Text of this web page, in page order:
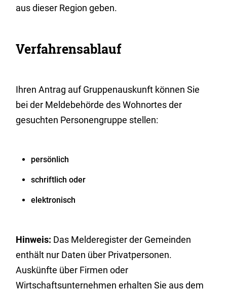
aus dieser Region geben.
Verfahrensablauf
Ihren Antrag auf Gruppenauskunft können Sie
bei der Meldebehörde des Wohnortes der
gesuchten Personengruppe stellen:
persönlich
schriftlich oder
elektronisch
Hinweis: Das Melderegister der Gemeinden
enthält nur Daten über Privatpersonen.
Auskünfte über Firmen oder
Wirtschaftsunternehmen erhalten Sie aus dem